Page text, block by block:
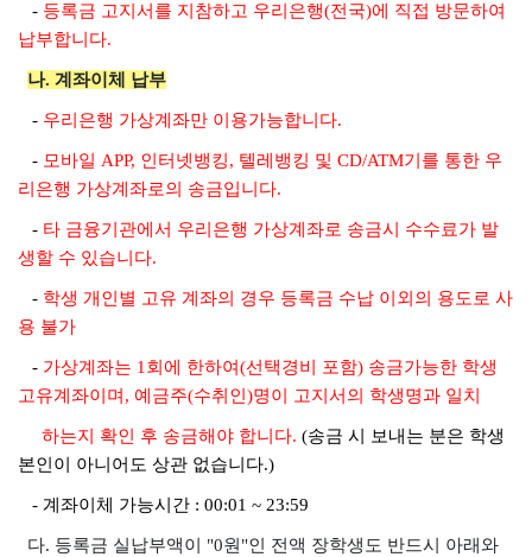
- 등록금 고지서를 지참하고 우리은행(전국)에 직접 방문하여
납부합니다.
나. 계좌이체 납부
- 우리은행 가상계좌만 이용가능합니다.
- 모바일 APP, 인터넷뱅킹, 텔레뱅킹 및 CD/ATM기를 통한 우
리은행 가상계좌로의 송금입니다.
- 타 금융기관에서 우리은행 가상계좌로 송금시 수수료가 발
생할 수 있습니다.
- 학생 개인별 고유 계좌의 경우 등록금 수납 이외의 용도로 사
용 불가
- 가상계좌는 1회에 한하여(선택경비 포함) 송금가능한 학생
고유계좌이며, 예금주(수취인)명이 고지서의 학생명과 일치
하는지 확인 후 송금해야 합니다. (송금 시 보내는 분은 학생
본인이 아니어도 상관 없습니다.)
- 계좌이체 가능시간 : 00:01 ~ 23:59
다. 등록금 실납부액이 "0원"인 전액 장학생도 반드시 아래와